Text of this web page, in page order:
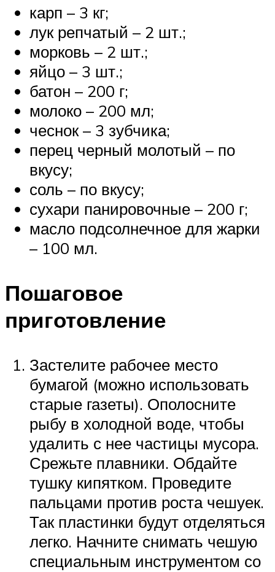
карп – 3 кг;
лук репчатый – 2 шт.;
морковь – 2 шт.;
яйцо – 3 шт.;
батон – 200 г;
молоко – 200 мл;
чеснок – 3 зубчика;
перец черный молотый – по
вкусу;
соль – по вкусу;
сухари панировочные – 200 г;
масло подсолнечное для жарки
– 100 мл.
Пошаговое
приготовление
Застелите рабочее место
бумагой (можно использовать
старые газеты). Ополосните
рыбу в холодной воде, чтобы
удалить с нее частицы мусора.
Срежьте плавники. Обдайте
тушку кипятком. Проведите
пальцами против роста чешуек.
Так пластинки будут отделяться
легко. Начните снимать чешую
специальным инструментом со